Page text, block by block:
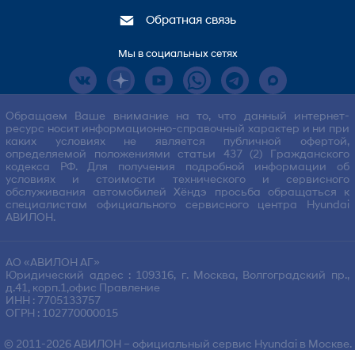
Обратная связь
Мы в социальных сетях
Обращаем Ваше внимание на то, что данный интернет-
ресурс носит информационно-справочный характер и ни при
каких условиях не является публичной офертой,
определяемой положениями статьи 437 (2) Гражданского
кодекса РФ. Для получения подробной информации об
условиях и стоимости технического и сервисного
обслуживания автомобилей Хёндэ просьба обращаться к
специалистам официального сервисного центра Hyundai
АВИЛОН.
АО «АВИЛОН АГ»
Юридический адрес : 109316, г. Москва, Волгоградский пр.,
д.41, корп.1,офис Правление
ИНН : 7705133757
ОГРН : 102770000015
© 2011-2026 АВИЛОН – официальный сервис Hyundai в Москве.